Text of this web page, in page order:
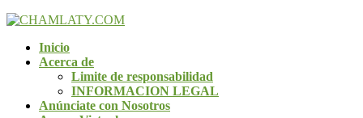
Inicio
Acerca de
Limite de responsabilidad
INFORMACION LEGAL
Anúnciate con Nosotros